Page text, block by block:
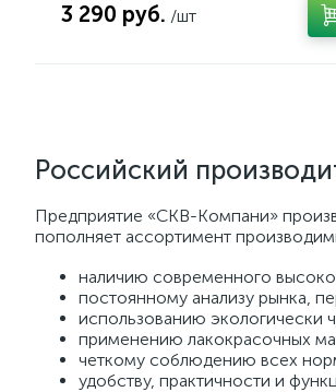
3 290 руб. /шт
Российский
Предприятие «СКВ-Компани»
пополняет ассортимент
наличию современного
постоянному анализу рынка,
использованию экологически
применению лакокрасочных
четкому соблюдению всех
удобству, практичности и